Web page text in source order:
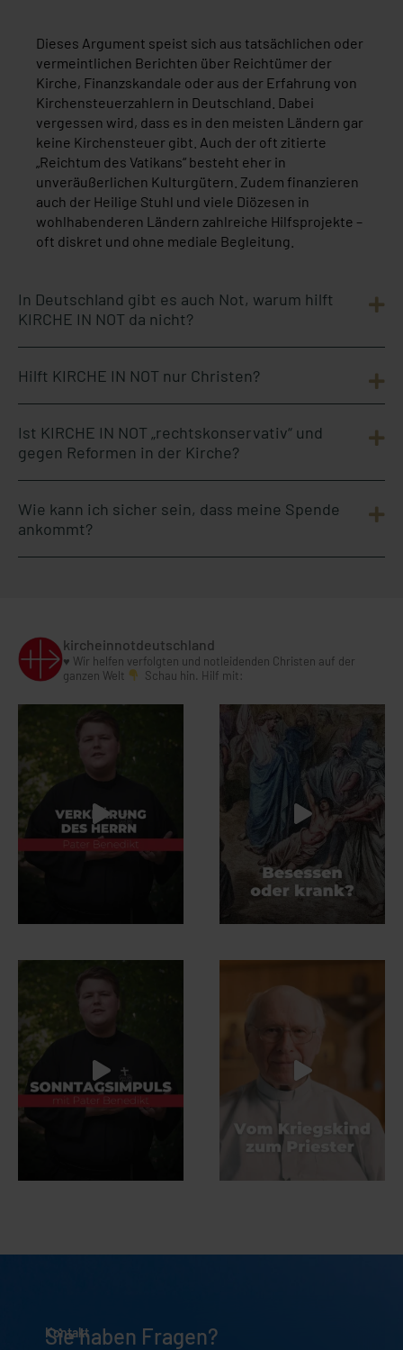
Dieses Argument speist sich aus tatsächlichen oder
vermeintlichen Berichten über Reichtümer der
Kirche, Finanzskandale oder aus der Erfahrung von
Kirchensteuerzahlern in Deutschland. Dabei
vergessen wird, dass es in den meisten Ländern gar
keine Kirchensteuer gibt. Auch der oft zitierte
„Reichtum des Vatikans“ besteht eher in
unveräußerlichen Kulturgütern. Zudem finanzieren
auch der Heilige Stuhl und viele Diözesen in
wohlhabenderen Ländern zahlreiche Hilfsprojekte –
oft diskret und ohne mediale Begleitung.
In Deutschland gibt es auch Not, warum hilft
KIRCHE IN NOT da nicht?
Hilft KIRCHE IN NOT nur Christen?
Ist KIRCHE IN NOT „rechtskonservativ“ und
gegen Reformen in der Kirche?
Wie kann ich sicher sein, dass meine Spende
ankommt?
kircheinnotdeutschland
♥️ Wir helfen verfolgten und notleidenden Christen auf der
ganzen Welt
Schau hin. Hilf mit:
Kontakt
Sie haben Fragen?